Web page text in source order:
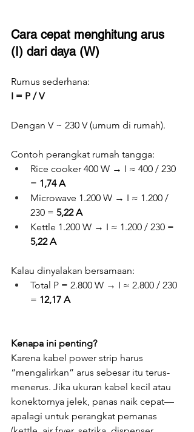
Cara cepat menghitung arus
(I) dari daya (W)
Rumus sederhana:
I = P / V
Dengan V ~ 230 V (umum di rumah).
Contoh perangkat rumah tangga:
Rice cooker 400 W → I ≈ 400 / 230
= 1,74 A
Microwave 1.200 W → I ≈ 1.200 /
230 = 5,22 A
Kettle 1.200 W → I ≈ 1.200 / 230 =
5,22 A
Kalau dinyalakan bersamaan:
Total P = 2.800 W → I ≈ 2.800 / 230
= 12,17 A
Kenapa ini penting?
Karena kabel power strip harus
“mengalirkan” arus sebesar itu terus-
menerus. Jika ukuran kabel kecil atau
konektornya jelek, panas naik cepat—
apalagi untuk perangkat pemanas